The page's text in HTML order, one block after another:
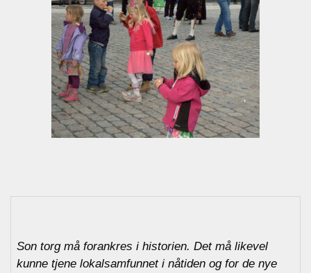
Son torg må forankres i historien. Det må likevel
kunne tjene lokalsamfunnet i nåtiden og for de nye